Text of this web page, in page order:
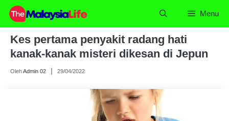
Skip
content
Menu
Kes pertama penyakit radang hati
kanak-kanak misteri dikesan di Jepun
OlehAdmin 02 29/04/2022